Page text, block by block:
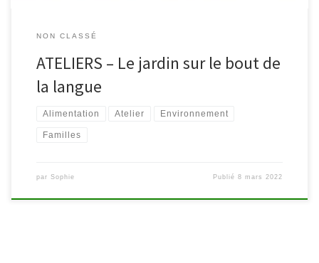
NON CLASSÉ
ATELIERS – Le jardin sur le bout de
la langue
Alimentation Atelier Environnement
Familles
par Sophie Publié8 mars 2022